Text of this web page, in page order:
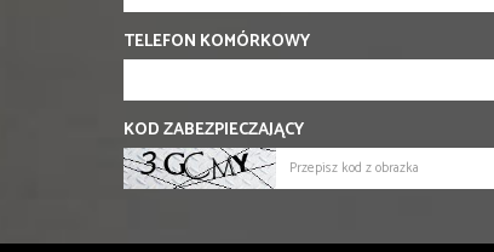
TELEFON KOMÓRKOWY
KOD ZABEZPIECZAJĄCY